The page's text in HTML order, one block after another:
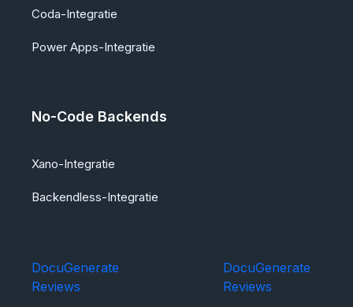
Coda-Integratie
Power Apps-Integratie
No-Code Backends
Xano-Integratie
Backendless-Integratie
DocuGenerate
Reviews
DocuGenerate
Reviews